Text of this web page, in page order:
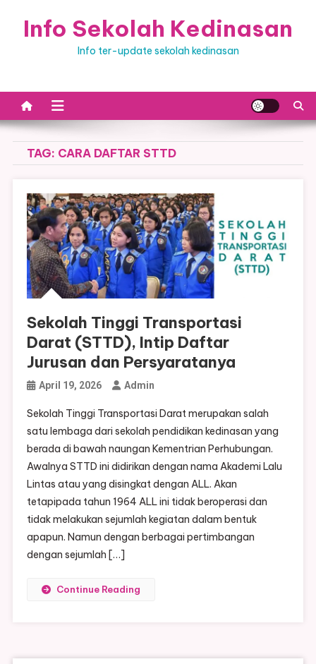
Info Sekolah Kedinasan
Info ter-update sekolah kedinasan
TAG: CARA DAFTAR STTD
Sekolah Tinggi Transportasi
Darat (STTD), Intip Daftar
Jurusan dan Persyaratanya
April 19, 2026 Admin
Sekolah Tinggi Transportasi Darat merupakan salah
satu lembaga dari sekolah pendidikan kedinasan yang
berada di bawah naungan Kementrian Perhubungan.
Awalnya STTD ini didirikan dengan nama Akademi Lalu
Lintas atau yang disingkat dengan ALL. Akan
tetapipada tahun 1964 ALL ini tidak beroperasi dan
tidak melakukan sejumlah kegiatan dalam bentuk
apapun. Namun dengan berbagai pertimbangan
dengan sejumlah […]
Continue Reading